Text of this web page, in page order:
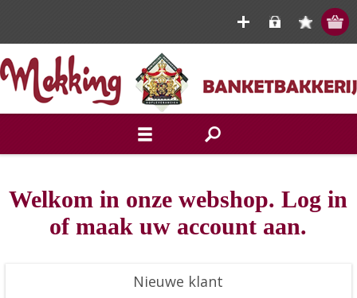
Welkom in onze webshop. Log in
of maak uw account aan.
Nieuwe klant